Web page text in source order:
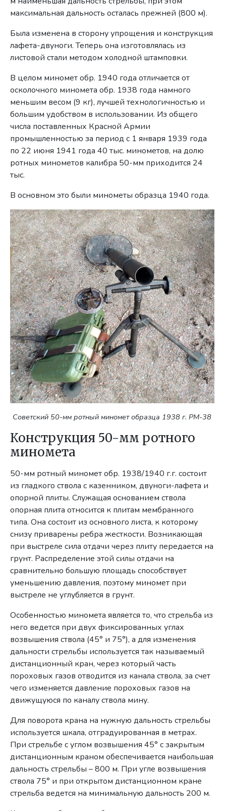
максимальная дальность осталась прежней (800 м).
Была изменена в сторону упрощения и конструкция
лафета-двуноги. Теперь она изготовлялась из
листовой стали методом холодной штамповки.
В целом миномет обр. 1940 года отличается от
осколочного миномета обр. 1938 года намного
меньшим весом (9 кг), лучшей технологичностью и
большим удобством в использовании. Из общего
числа поставленных Красной Армии
промышленностью за период с 1 января 1939 года
по 22 июня 1941 года 40 тыс. минометов, на долю
ротных минометов калибра 50-мм приходится 24
тыс.
В основном это были минометы образца 1940 года.
Советский 50-мм ротный миномет образца 1938 г. РМ-38
Конструкция 50-мм ротного
миномета
50-мм ротный миномет обр. 1938/1940 г.г. состоит
из гладкого ствола с казенником, двуноги-лафета и
опорной плиты. Служащая основанием ствола
опорная плита относится к плитам мембранного
типа. Она состоит из основного листа, к которому
снизу приварены ребра жесткости. Возникающая
при выстреле сила отдачи через плиту передается на
грунт. Распределение этой силы отдачи на
сравнительно большую площадь способствует
уменьшению давления, поэтому миномет при
выстреле не углубляется в грунт.
Особенностью миномета является то, что стрельба из
него ведется при двух фиксированных углах
возвышения ствола (45° и 75°), а для изменения
дальности стрельбы используется так называемый
дистанционный кран, через который часть
пороховых газов отводится из канала ствола, за счет
чего изменяется давление пороховых газов на
движущуюся по каналу ствола мину.
Для поворота крана на нужную дальность стрельбы
используется шкала, отградуированная в метрах.
При стрельбе с углом возвышения 45° с закрытым
дистанционным краном обеспечивается наибольшая
дальность стрельбы – 800 м. При угле возвышения
ствола 75° и при открытом дистанционном кране
стрельба ведется на минимальную дальность 200 м.